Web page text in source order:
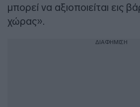
μπορεί να αξιοποιείται εις
χώρας».
ΔΙΑΦΗΜΙΣΗ